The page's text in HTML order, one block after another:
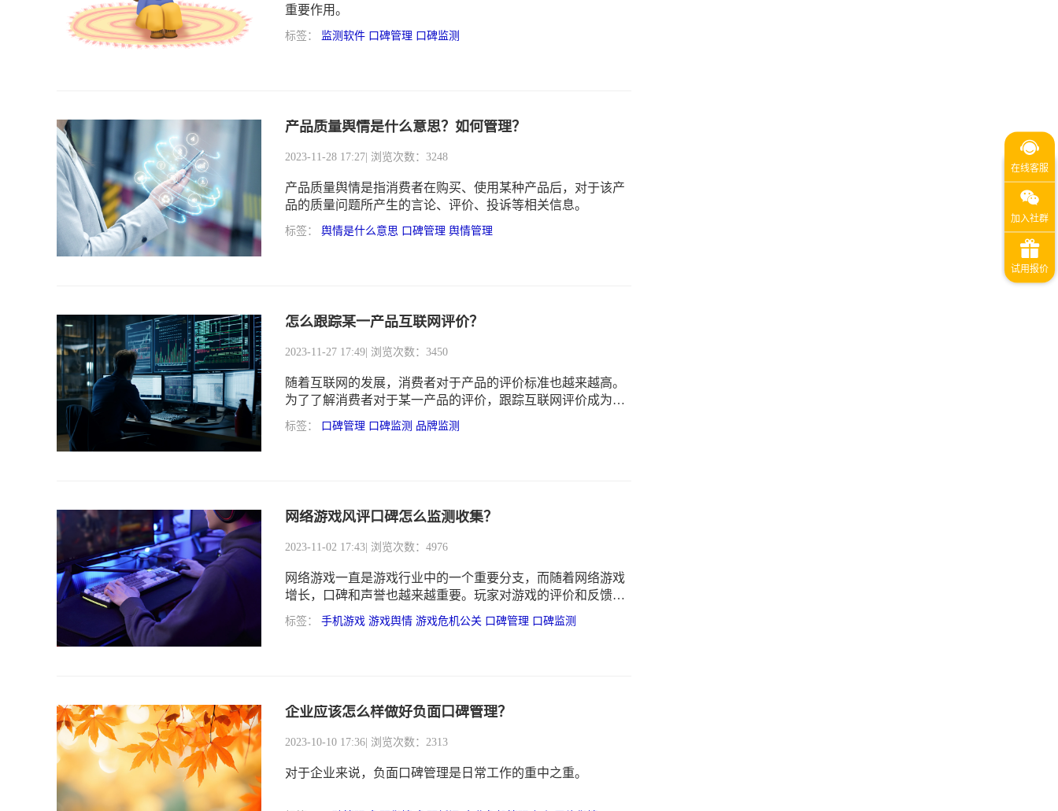
重要作用。
标签： 监测软件 口碑管理 口碑监测
产品质量舆情是什么意思？如何管理？
2023-11-28 17:27 | 浏览次数：3248
产品质量舆情是指消费者在购买、使用某种产品后，对于该产
品的质量问题所产生的言论、评价、投诉等相关信息。
标签： 舆情是什么意思 口碑管理 舆情管理
怎么跟踪某一产品互联网评价？
2023-11-27 17:49 | 浏览次数：3450
随着互联网的发展，消费者对于产品的评价标准也越来越高。
为了了解消费者对于某一产品的评价，跟踪互联网评价成为了
一个重要的手段。
标签： 口碑管理 口碑监测 品牌监测
网络游戏风评口碑怎么监测收集？
2023-11-02 17:43 | 浏览次数：4976
网络游戏一直是游戏行业中的一个重要分支，而随着网络游戏
增长，口碑和声誉也越来越重要。玩家对游戏的评价和反馈，
可以直接影响到游戏的市场化、玩家群体和后续开发。因此，
如何有效地监测和收集游戏的口碑，成为制作方、营销方和服
标签： 手机游戏 游戏舆情 游戏危机公关 口碑管理 口碑监测
企业应该怎么样做好负面口碑管理？
2023-10-10 17:36 | 浏览次数：2313
对于企业来说，负面口碑管理是日常工作的重中之重。